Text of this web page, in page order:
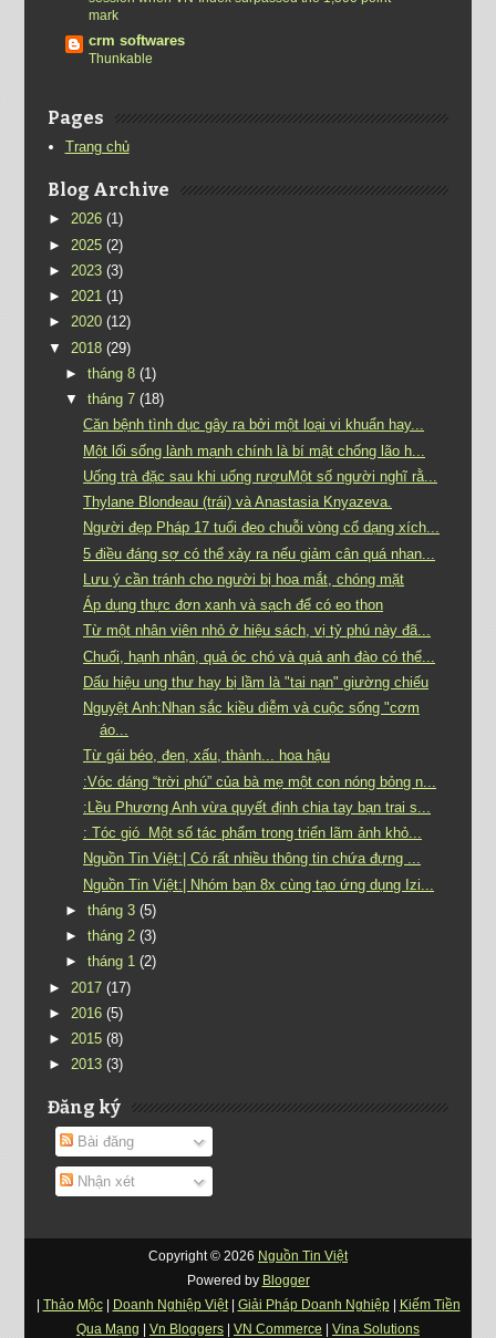
mark
crm softwares
Thunkable
Pages
Trang chủ
Blog Archive
► 2026 (1)
► 2025 (2)
► 2023 (3)
► 2021 (1)
► 2020 (12)
▼ 2018 (29)
►tháng 8 (1)
▼tháng 7 (18)
Căn bệnh tình dục gây ra bởi một loại vi khuẩn hay...
Một lối sống lành mạnh chính là bí mật chống lão h...
Uống trà đặc sau khi uống rượuMột số người nghĩ rằ...
Thylane Blondeau (trái) và Anastasia Knyazeva.
Người đẹp Pháp 17 tuổi đeo chuỗi vòng cổ dạng xích...
5 điều đáng sợ có thể xảy ra nếu giảm cân quá nhan...
Lưu ý cần tránh cho người bị hoa mắt, chóng mặt
Áp dụng thực đơn xanh và sạch để có eo thon
Từ một nhân viên nhỏ ở hiệu sách, vị tỷ phú này đã...
Chuối, hạnh nhân, quả óc chó và quả anh đào có thể...
Dấu hiệu ung thư hay bị lầm là "tai nạn" giường chiếu
Nguyệt Anh:Nhan sắc kiều diễm và cuộc sống "cơm
áo...
Từ gái béo, đen, xấu, thành... hoa hậu
:Vóc dáng “trời phú” của bà mẹ một con nóng bỏng n...
:Lều Phương Anh vừa quyết định chia tay bạn trai s...
: Tóc gió Một số tác phẩm trong triển lãm ảnh khỏ...
Nguồn Tin Việt:| Có rất nhiều thông tin chứa đựng ...
Nguồn Tin Việt:| Nhóm bạn 8x cùng tạo ứng dụng Izi...
►tháng 3 (5)
►tháng 2 (3)
►tháng 1 (2)
► 2017 (17)
► 2016 (5)
► 2015 (8)
► 2013 (3)
Đăng ký
Bài đăng
Nhận xét
Copyright © 2026 Nguồn Tin Việt
Powered by Blogger
Thảo Mộc| Doanh Nghiệp Việt| Giải Pháp Doanh Nghiệp|
Kiếm Tiền
Qua Mạng
Vn Bloggers VN Commerce Vina Solutions